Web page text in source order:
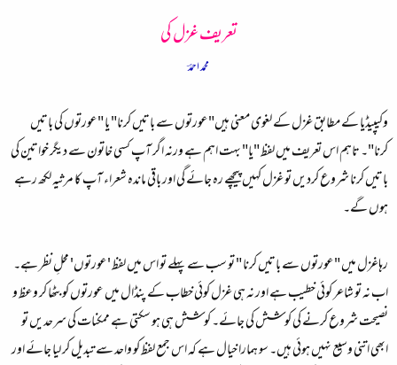
تعریف غزل کی
محمد احمدؔ
وکیپیڈیا کے مطابق غزل کے لغوی معنی ہیں"عورتوں سے باتیں کرنا" یا "عورتوں کی باتیں
کرنا"۔ تاہم اس تعریف میں لفظ "یا" بہت اہم ہے ورنہ اگر آپ کسی خاتون سے دیگر خواتین کی
باتیں کرنا شروع کردیں تو غزل کہیں پیچھے رہ جائے گی اور باقی ماندہ شعراء آپ کا مرثیہ لکھ رہے
ہوں گے۔
رہاغزل میں "عورتوں سے باتیں کرنا " تو سب سے پہلے تو اس میں لفظ 'عورتوں' محلِ نظر ہے۔
اب نہ تو شاعر کوئی خطیب ہے اور نہ ہی غزل کوئی خطاب کے پنڈال میں عورتوں کو بٹھا کر وعظ و
نصیحت شروع کرنے کی کوشش کی جائے۔ کوشش ہی ہو سکتی ہے ممکنات کی سرحدیں تو
ابھی اتنی وسیع نہیں ہوئی ہیں۔ سو ہمارا خیال ہے کہ اس جمع لفظ کو واحد سے تبدیل کر لیا جائے اور